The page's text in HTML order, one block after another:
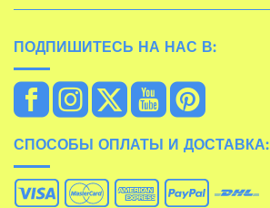
ПОДПИШИТЕСЬ НА НАС В:
СПОСОБЫ ОПЛАТЫ И ДОСТАВКА: